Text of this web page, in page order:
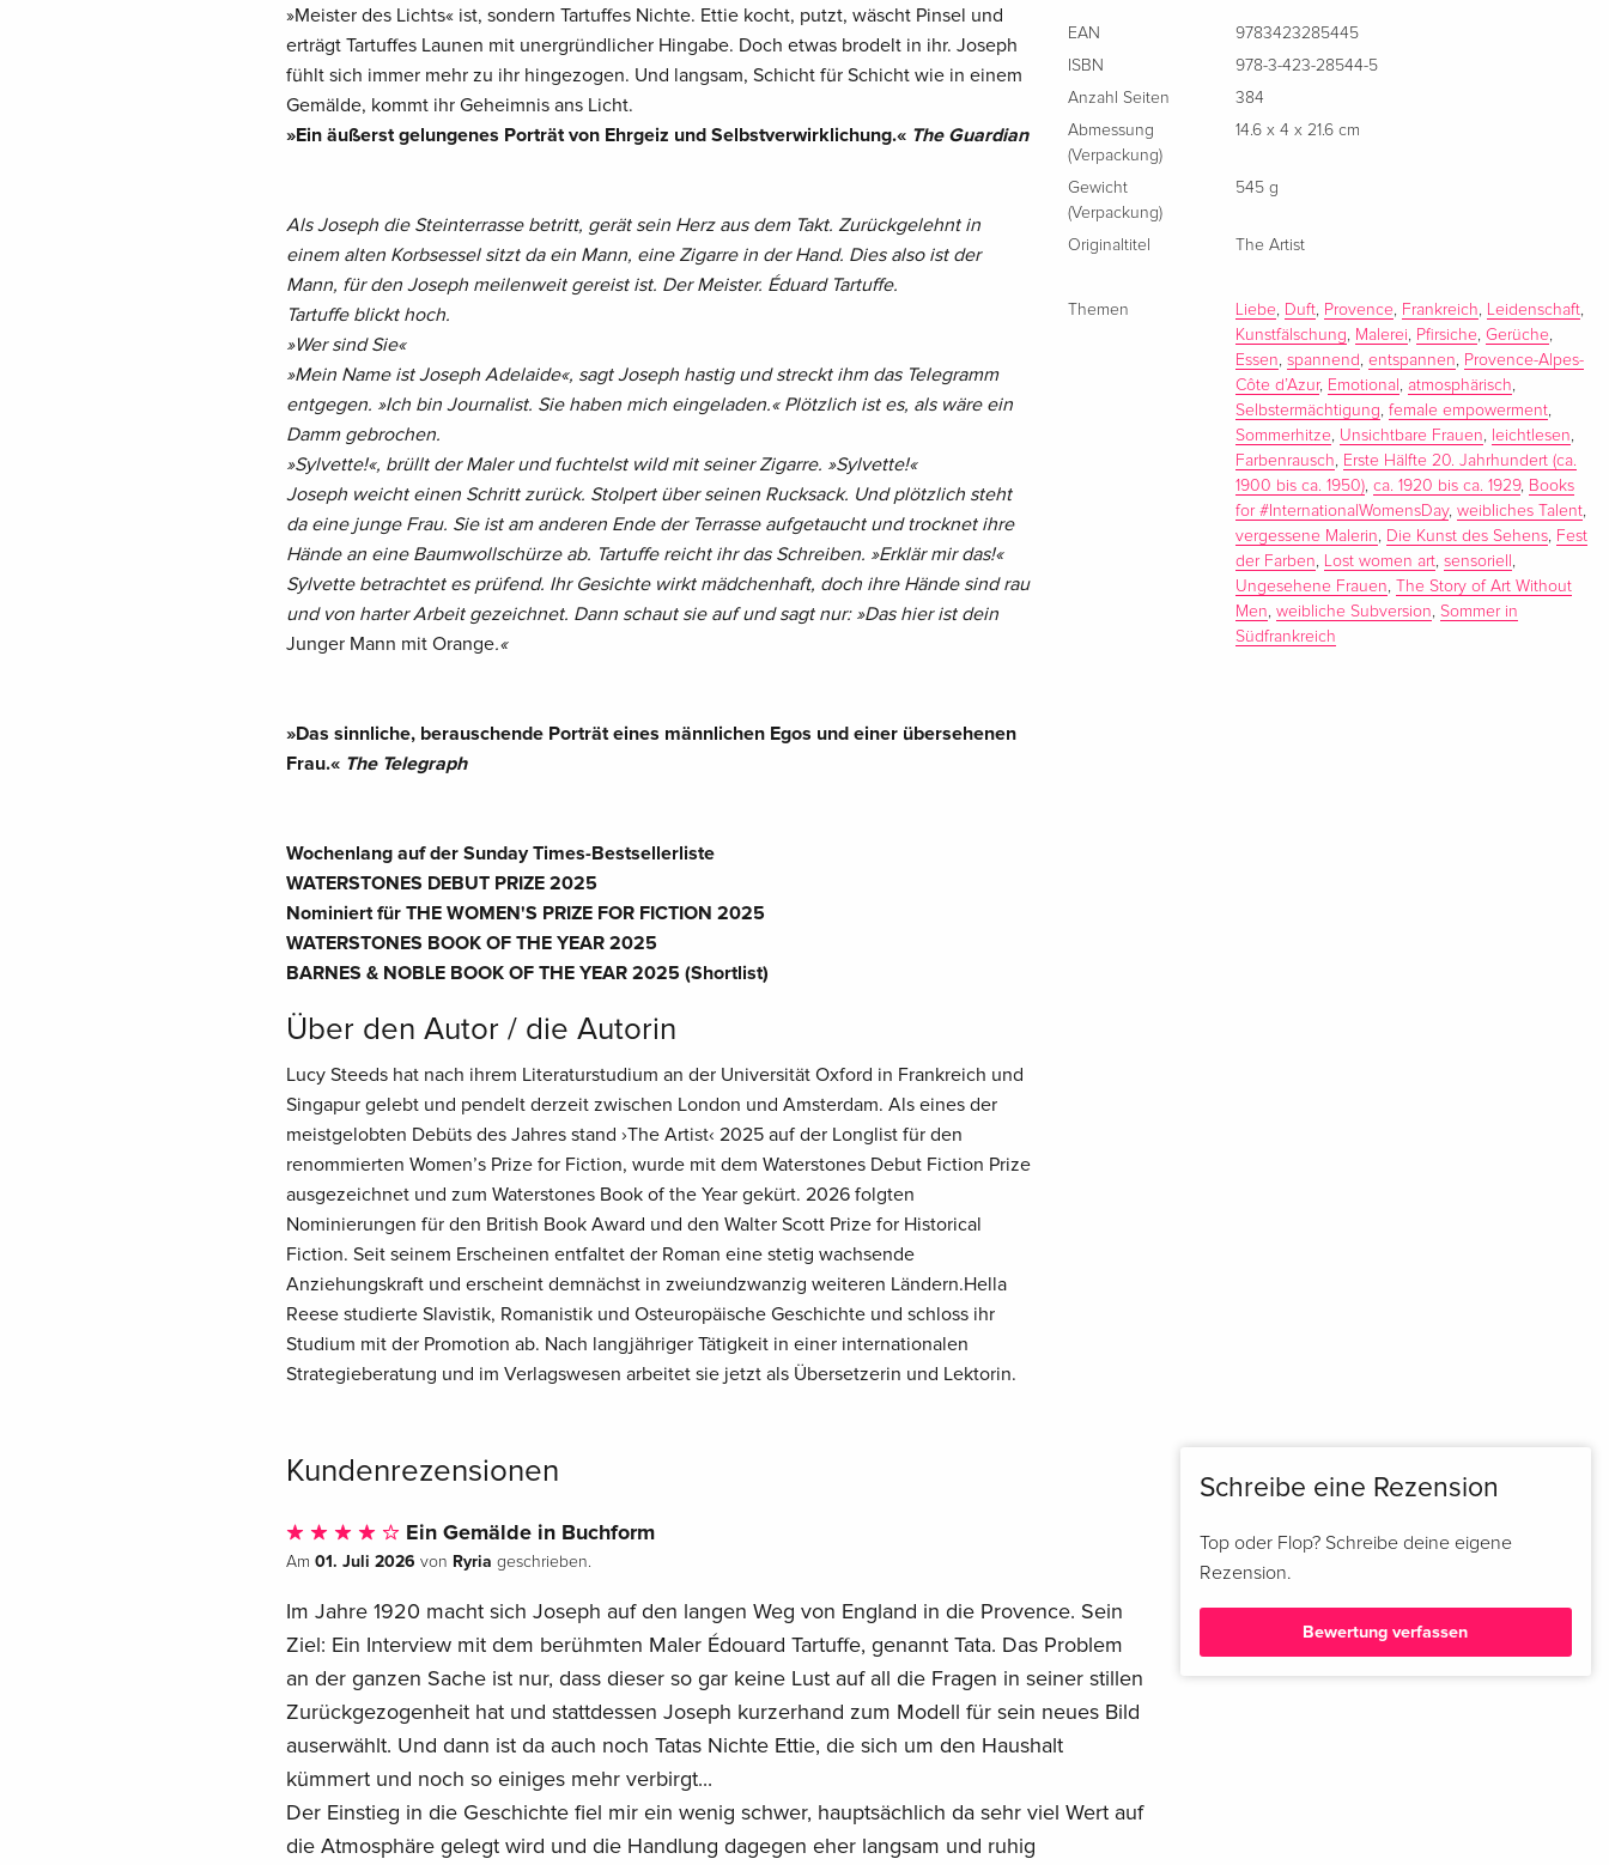
»Meister des Lichts« ist, sondern Tartuffes Nichte. Ettie kocht, putzt, wäscht Pinsel und
erträgt Tartuffes Launen mit unergründlicher Hingabe. Doch etwas brodelt in ihr. Joseph
fühlt sich immer mehr zu ihr hingezogen. Und langsam, Schicht für Schicht wie in einem
Gemälde, kommt ihr Geheimnis ans Licht.
»Ein äußerst gelungenes Porträt von Ehrgeiz und Selbstverwirklichung.« The Guardian
Als Joseph die Steinterrasse betritt, gerät sein Herz aus dem Takt. Zurückgelehnt in
einem alten Korbsessel sitzt da ein Mann, eine Zigarre in der Hand. Dies also ist der
Mann, für den Joseph meilenweit gereist ist. Der Meister. Éduard Tartuffe.
Tartuffe blickt hoch.
»Wer sind Sie«
»Mein Name ist Joseph Adelaide«, sagt Joseph hastig und streckt ihm das Telegramm
entgegen. »Ich bin Journalist. Sie haben mich eingeladen.« Plötzlich ist es, als wäre ein
Damm gebrochen.
»Sylvette!«, brüllt der Maler und fuchtelst wild mit seiner Zigarre. »Sylvette!«
Joseph weicht einen Schritt zurück. Stolpert über seinen Rucksack. Und plötzlich steht
da eine junge Frau. Sie ist am anderen Ende der Terrasse aufgetaucht und trocknet ihre
Hände an eine Baumwollschürze ab. Tartuffe reicht ihr das Schreiben. »Erklär mir das!«
Sylvette betrachtet es prüfend. Ihr Gesichte wirkt mädchenhaft, doch ihre Hände sind rau
und von harter Arbeit gezeichnet. Dann schaut sie auf und sagt nur: »Das hier ist dein
Junger Mann mit Orange.«
»Das sinnliche, berauschende Porträt eines männlichen Egos und einer übersehenen
Frau.« The Telegraph
Wochenlang auf der Sunday Times-Bestsellerliste
WATERSTONES DEBUT PRIZE 2025
Nominiert für THE WOMEN'S PRIZE FOR FICTION 2025
WATERSTONES BOOK OF THE YEAR 2025
BARNES & NOBLE BOOK OF THE YEAR 2025 (Shortlist)
Über den Autor / die Autorin
Lucy Steeds hat nach ihrem Literaturstudium an der Universität Oxford in Frankreich und
Singapur gelebt und pendelt derzeit zwischen London und Amsterdam. Als eines der
meistgelobten Debüts des Jahres stand ›The Artist‹ 2025 auf der Longlist für den
renommierten Women’s Prize for Fiction, wurde mit dem Waterstones Debut Fiction Prize
ausgezeichnet und zum Waterstones Book of the Year gekürt. 2026 folgten
Nominierungen für den British Book Award und den Walter Scott Prize for Historical
Fiction. Seit seinem Erscheinen entfaltet der Roman eine stetig wachsende
Anziehungskraft und erscheint demnächst in zweiundzwanzig weiteren Ländern.Hella
Reese studierte Slavistik, Romanistik und Osteuropäische Geschichte und schloss ihr
Studium mit der Promotion ab. Nach langjähriger Tätigkeit in einer internationalen
Strategieberatung und im Verlagswesen arbeitet sie jetzt als Übersetzerin und Lektorin.
EAN
9783423285445
ISBN
978-3-423-28544-5
Anzahl Seiten
384
Abmessung
(Verpackung)
14.6 x 4 x 21.6 cm
Gewicht
(Verpackung)
545 g
Originaltitel The Artist
Themen Liebe, Duft, Provence, Frankreich, Leidenschaft,
Kunstfälschung, Malerei, Pfirsiche,Gerüche,
Essen,spannend ,entspannen, Provence-Alpes-
Côte d’Azur, Emotional ,atmosphärisch,
Selbstermächtigung,female empowerment,
Sommerhitze, Unsichtbare Frauen, leichtlesen,
Farbenrausch, Erste Hälfte 20. Jahrhundert (ca.
1900 bis ca. 1950),ca. 1920 bis ca. 1929, Books
for #InternationalWomensDay,weibliches Talent,
vergessene Malerin, Die Kunst des Sehens, Fest
der Farben, Lost women art,sensoriell ,
Ungesehene Frauen,
The Story of Art Without
Men,weibliche Subversion,Sommer in
Südfrankreich
Kundenrezensionen
Ein Gemälde in Buchform
Am 01. Juli 2026 von Ryria geschrieben.
Im Jahre 1920 macht sich Joseph auf den langen Weg von England in die Provence. Sein
Ziel: Ein Interview mit dem berühmten Maler Édouard Tartuffe, genannt Tata. Das Problem
an der ganzen Sache ist nur, dass dieser so gar keine Lust auf all die Fragen in seiner stillen
Zurückgezogenheit hat und stattdessen Joseph kurzerhand zum Modell für sein neues Bild
auserwählt. Und dann ist da auch noch Tatas Nichte Ettie, die sich um den Haushalt
kümmert und noch so einiges mehr verbirgt...
Der Einstieg in die Geschichte fiel mir ein wenig schwer, hauptsächlich da sehr viel Wert auf
die Atmosphäre gelegt wird und die Handlung dagegen eher langsam und ruhig
Schreibe eine Rezension
Top oder Flop? Schreibe deine eigene
Rezension.
Bewertung verfassen